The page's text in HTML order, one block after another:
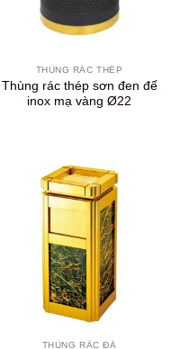
THÙNG RÁC THÉP
Thùng rác thép sơn đen đế
inox mạ vàng Ø22
THÙNG RÁC ĐÁ